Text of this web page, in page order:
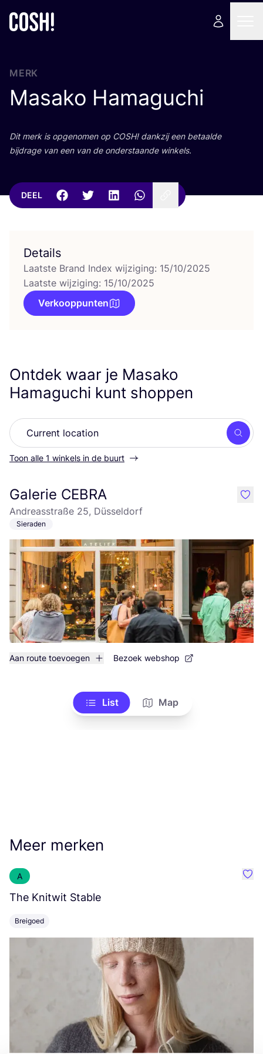
MERK
Masako Hamaguchi
Dit merk is opge­no­men op COSH! dank­zij een betaal­de
bij­dra­ge van een van de onder­staan­de winkels.
DEEL
Details
Laatste Brand Index wijziging: 15/10/2025
Laatste wijziging: 15/10/2025
Verkooppunten
Ontdek waar je Masako
Hamaguchi kunt shoppen
Zoek
Toon alle 1 winkels in de buurt
Galerie CEBRA
Andreasstraße 25, Düsseldorf
Sieraden
Aan route toevoegen Bezoek webshop
like
List Map
Meer merken
A
The Knitwit Stable
Breigoed